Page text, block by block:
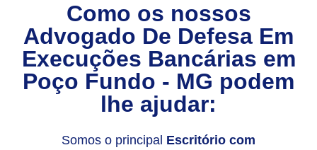
Como os nossos
Advogado De Defesa Em
Execuções Bancárias em
Poço Fundo - MG podem
lhe ajudar:
Somos o principal Escritório com